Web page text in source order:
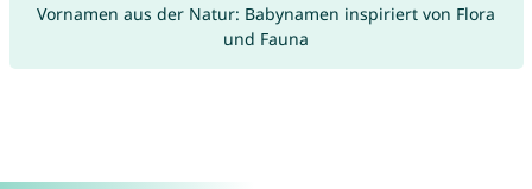
Vornamen aus der Natur: Babynamen inspiriert von Flora
und Fauna